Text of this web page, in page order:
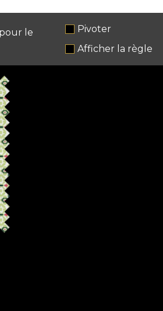
le
Pivoter
Afficher la règle